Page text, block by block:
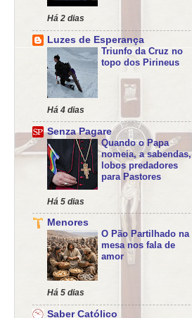
Há 2 dias
Luzes de Esperança
Triunfo da Cruz no
topo dos Pirineus
Há 4 dias
Senza Pagare
Quando o Papa
nomeia, a sabendas,
lobos predadores
para Pastores
Há 5 dias
Menores
O Pão Partilhado na
mesa nos fala de
amor
Há 5 dias
Saber Católico